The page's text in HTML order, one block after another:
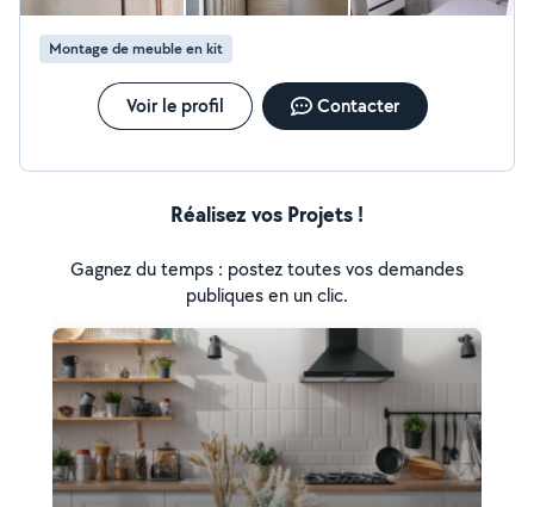
Montage de meuble en kit
Voir le profil Contacter
Réalisez vos Projets !
Gagnez du temps : postez toutes vos demandes
publiques en un clic.